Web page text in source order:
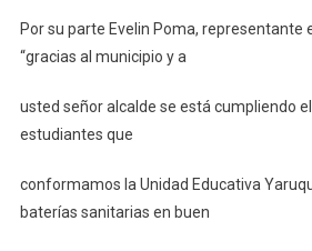
Por su parte Evelin Poma, representante
“gracias al municipio y a
usted señor alcalde se está cumpliendo
estudiantes que
conformamos la Unidad Educativa
baterías sanitarias en buen